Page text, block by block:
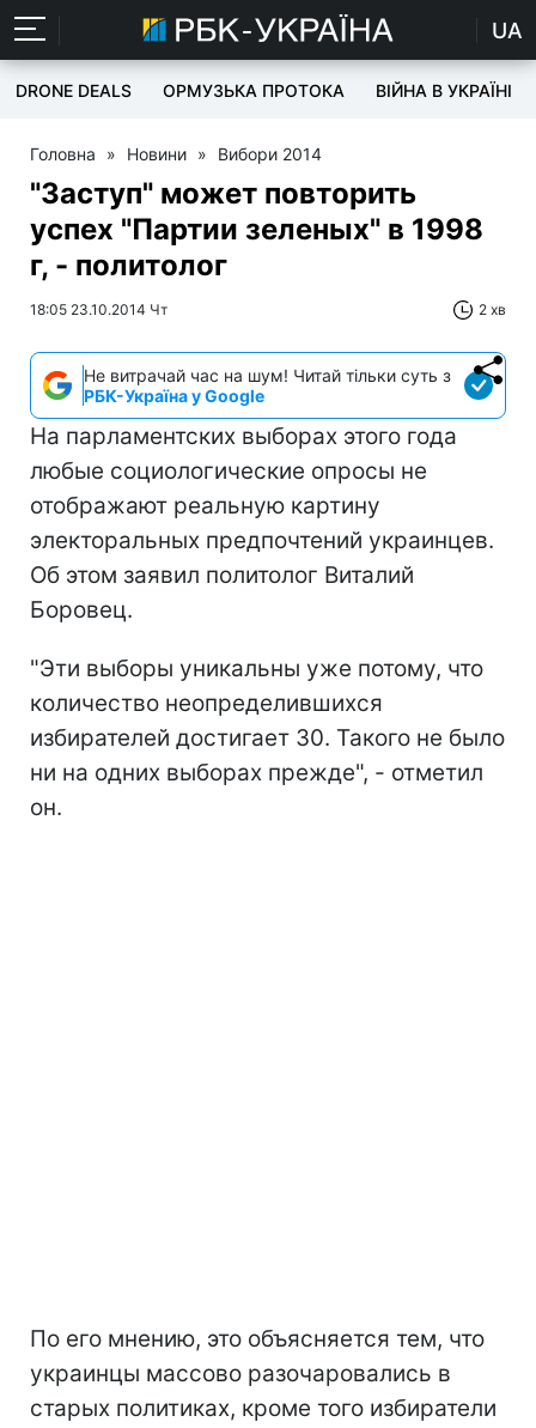
UA
DRONE DEALS ОРМУЗЬКА ПРОТОКА ВІЙНА В УКРАЇНІ
Головна » Новини » Вибори 2014
"Заступ" может повторить
успех "Партии зеленых" в 1998
г, - политолог
18:05 23.10.2014 Чт 2 хв
Не витрачай час на шум! Читай тільки суть з
РБК-Україна у Google
На парламентских выборах этого года
любые социологические опросы не
отображают реальную картину
электоральных предпочтений украинцев.
Об этом заявил политолог Виталий
Боровец.
"Эти выборы уникальны уже потому, что
количество неопределившихся
избирателей достигает 30. Такого не было
ни на одних выборах прежде", - отметил
он.
По его мнению, это объясняется тем, что
украинцы массово разочаровались в
старых политиках, кроме того избиратели